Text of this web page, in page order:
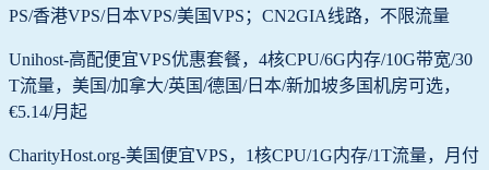
PS/香港VPS/日本VPS/美国VPS；CN2GIA线路，不限流量
Unihost-高配便宜VPS优惠套餐，4核CPU/6G内存/10G带宽/30
T流量，美国/加拿大/英国/德国/日本/新加坡多国机房可选，
€5.14/月起
CharityHost.org-美国便宜VPS，1核CPU/1G内存/1T流量，月付